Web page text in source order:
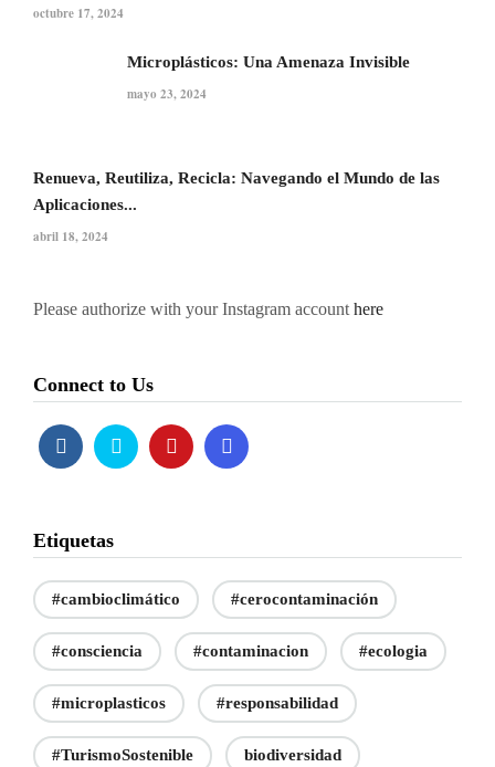
octubre 17, 2024
Microplásticos: Una Amenaza Invisible
mayo 23, 2024
Renueva, Reutiliza, Recicla: Navegando el Mundo de las
Aplicaciones...
abril 18, 2024
Please authorize with your Instagram account here
Connect to Us
Etiquetas
#cambioclimático #cerocontaminación
#consciencia #contaminacion #ecologia
#microplasticos #responsabilidad
#TurismoSostenible biodiversidad